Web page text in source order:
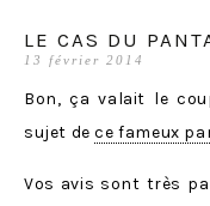
LE CAS DU
13 février 2014
Bon, ça valait le
sujet dece fameux
Vos avis sont très